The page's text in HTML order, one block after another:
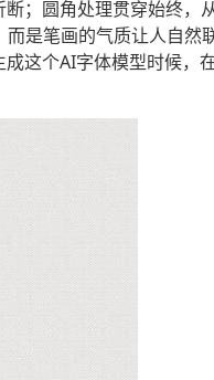
；圆角处理贯穿始终，
是笔画的气质让人自然
这个AI字体模型时候，